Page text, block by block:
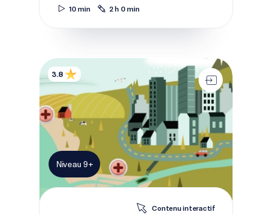
10 min 2 h 0 min
Le cycle du plastique
3.8
Niveau 9+
Contenu interactif